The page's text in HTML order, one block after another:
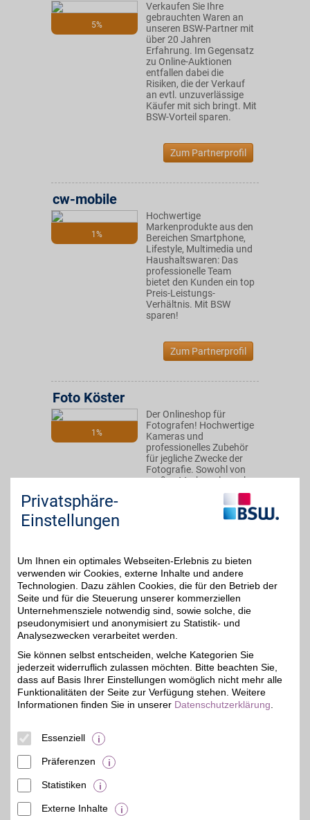
5%
Verkaufen Sie Ihre
gebrauchten Waren an
unseren BSW-Partner mit
über 20 Jahren
Erfahrung. Im Gegensatz
zu Online-Auktionen
entfallen dabei die
Risiken, die der Verkauf
an evtl. unzuverlässige
Käufer mit sich bringt. Mit
BSW-Vorteil sparen.
Zum Partnerprofil
1%
cw-mobile
Hochwertige
Markenprodukte aus den
Bereichen Smartphone,
Lifestyle, Multimedia und
Haushaltswaren: Das
professionelle Team
bietet den Kunden ein top
Preis-Leistungs-
Verhältnis. Mit BSW
sparen!
Zum Partnerprofil
1%
Foto Köster
Der Onlineshop für
Fotografen! Hochwertige
Kameras und
professionelles Zubehör
für jegliche Zwecke der
Fotografie. Sowohl von
großen Marken als auch
kleinen Herstellern. Mit
BSW-Vorteil zusätzlich
ALTERNATE
Hardware, Software,
Unterhaltungselektronik
und vieles mehr - das ist
Der BSW-Partner vertreibt
ein riesiges Sortiment von
mehr als 85.000
Produkten zu günstigen
Preisen - bequem zum
Privatsphäre-
Einstellungen
Um Ihnen ein optimales Webseiten-Erlebnis zu bieten
verwenden wir Cookies, externe Inhalte und andere
Technologien. Dazu zählen Cookies, die für den Betrieb der
Seite und für die Steuerung unserer kommerziellen
Unternehmensziele notwendig sind, sowie solche, die
pseudonymisiert und anonymisiert zu Statistik- und
Analysezwecken verarbeitet werden.
Sie können selbst entscheiden, welche Kategorien Sie
jederzeit widerruflich zulassen möchten. Bitte beachten Sie,
dass auf Basis Ihrer Einstellungen womöglich nicht mehr alle
Funktionalitäten der Seite zur Verfügung stehen. Weitere
Informationen finden Sie in unserer Datenschutzerklärung
Essenziell
Präferenzen
Statistiken
Externe Inhalte